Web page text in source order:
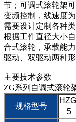
节；可调式滚轮
变频控制，线速度
需要设计定制各种类型
根据工件直径大小自动
合式滚轮，承载能
驱动、双驱动两种形式
主要技术参数
ZG系列自调式滚轮
规格型号
5